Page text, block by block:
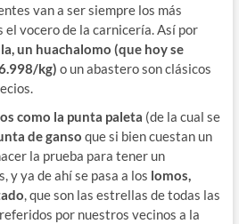
van a ser siempre los más
el vocero de la carnicería. Así por
un huachalomo (que hoy se
kg) o un abastero son clásicos
como la punta paleta (de la cual se
de ganso que si bien cuestan un
la prueba para tener un
y ya de ahí se pasa a los lomos,
, que son las estrellas de todas las
por nuestros vecinos a la